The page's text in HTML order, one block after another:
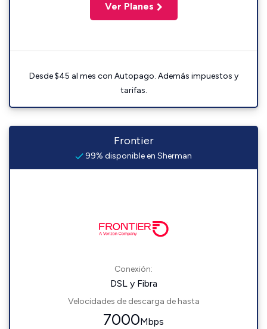
Ver Planes
Desde $45 al mes con Autopago. Además impuestos y
tarifas.
Frontier
99% disponible en Sherman
Conexión:
DSL y Fibra
Velocidades de descarga de hasta
7000Mbps